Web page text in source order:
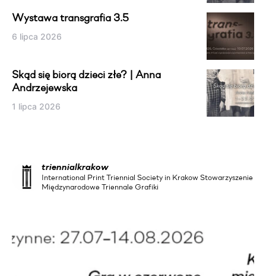
Wystawa transgrafia 3.5
6 lipca 2026
Skąd się biorą dzieci złe? | Anna
Andrzejewska
1 lipca 2026
triennialkrakow
International Print Triennial Society in Krakow Stowarzyszenie
Międzynarodowe Triennale Grafiki